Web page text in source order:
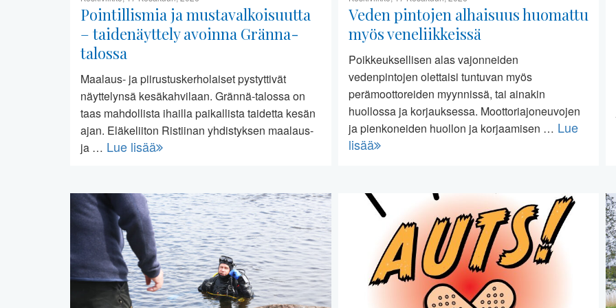
Pointillismia ja mustavalkoisuutta
– taidenäyttely avoinna Gränna-
talossa
Maalaus- ja piirustuskerholaiset pystyttivät
näyttelynsä kesäkahvilaan. Grännä-talossa on
taas mahdollista ihailla paikallista taidetta kesän
ajan. Eläkeliiton Ristiinan yhdistyksen maalaus-
ja … Lue lisää
Veden pintojen alhaisuus huomattu
myös veneliikkeissä
Poikkeuksellisen alas vajonneiden
vedenpintojen olettaisi tuntuvan myös
perämoottoreiden myynnissä, tai ainakin
huollossa ja korjauksessa. Moottoriajoneuvojen
ja pienkoneiden huollon ja korjaamisen … Lue
lisää